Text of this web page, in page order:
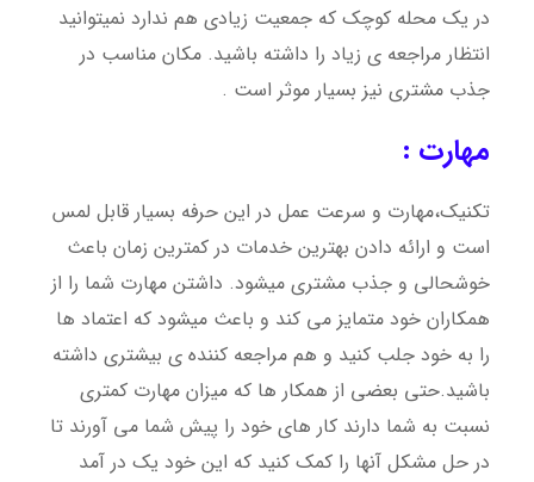
در یک محله کوچک که جمعیت زیادی هم ندارد نمیتوانید
انتظار مراجعه ی زیاد را داشته باشید. مکان مناسب در
جذب مشتری نیز بسیار موثر است .
مهارت :
تکنیک،مهارت و سرعت عمل در این حرفه بسیار قابل لمس
است و ارائه دادن بهترین خدمات در کمترین زمان باعث
خوشحالی و جذب مشتری میشود. داشتن مهارت شما را از
همکاران خود متمایز می کند و باعث میشود که اعتماد ها
را به خود جلب کنید و هم مراجعه کننده ی بیشتری داشته
باشید.حتی بعضی از همکار ها که میزان مهارت کمتری
نسبت به شما دارند کار های خود را پیش شما می آورند تا
در حل مشکل آنها را کمک کنید که این خود یک در آمد